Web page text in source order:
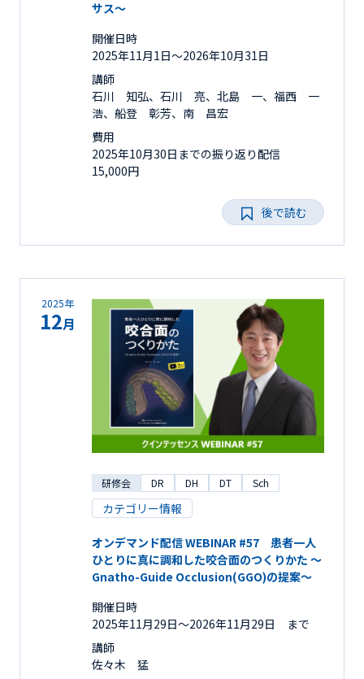
サス～
開催日時
2025年11月1日〜2026年10月31日
講師
石川 知弘、石川 亮、北島 一、福西 一
浩、船登 彰芳、南 昌宏
費用
2025年10月30日までの振り返り配信
15,000円
後で読む
2025年
12月
研修会 DR DH DT Sch
カテゴリー情報
オンデマンド配信 WEBINAR #57 患者一人
ひとりに真に調和した咬合面のつくりかた ～
Gnatho-Guide Occlusion(GGO)の提案～
開催日時
2025年11月29日〜2026年11月29日 まで
講師
佐々木 猛